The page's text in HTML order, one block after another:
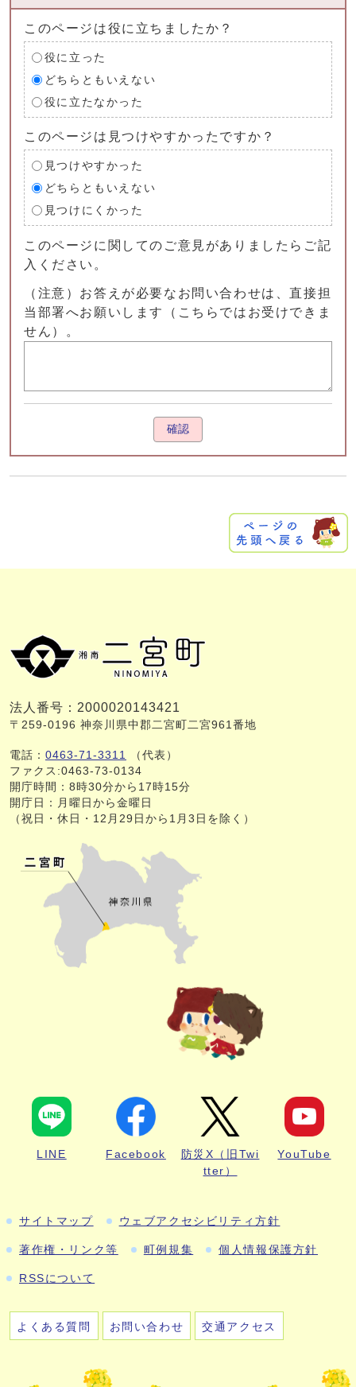
このページは役に立ちましたか？
役に立った
どちらともいえない
役に立たなかった
このページは見つけやすかったですか？
見つけやすかった
どちらともいえない
見つけにくかった
このページに関してのご意見がありましたらご記
入ください。
（注意）お答えが必要なお問い合わせは、直接担
当部署へお願いします（こちらではお受けできま
せん）。
確認
法人番号：2000020143421
〒259-0196 神奈川県中郡二宮町二宮961番地
電話： 0463-71-3311
（代表）
ファクス:0463-73-0134
開庁時間：8時30分から17時15分
開庁日：月曜日から金曜日
（祝日・休日・12月29日から1月3日を除く）
LINE Facebook
防災X（旧Twi
tter）
YouTube
サイトマップ ウェブアクセシビリティ方針
著作権・リンク等 町例規集 個人情報保護方針
RSSについて
よくある質問 お問い合わせ 交通アクセス